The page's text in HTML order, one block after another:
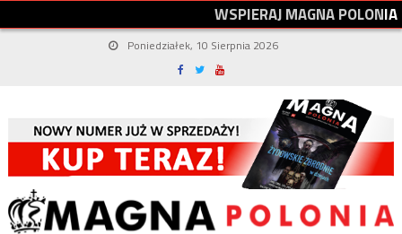
WSPIERAJMAGNAPOLONIA
Poniedziałek, 10 Sierpnia 2026